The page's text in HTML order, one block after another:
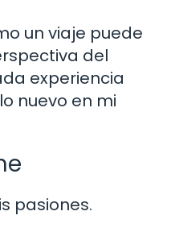
un viaje puede
del
experiencia
nuevo en mi
pasiones.